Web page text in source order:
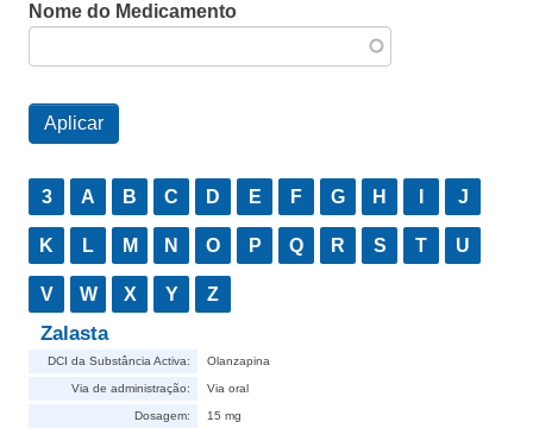
Nome do Medicamento
3 A B C D E F G H J
K L M N O P Q R S T U
V W X Y Z
Zalasta
DCI da Substância Activa: Olanzapina
Via de administração: Via oral
Dosagem: 15 mg